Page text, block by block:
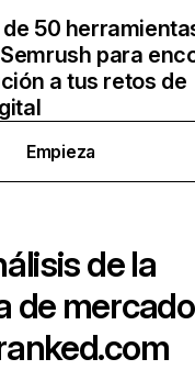
50
para
a tus retos de
Empieza
de la
de mercado